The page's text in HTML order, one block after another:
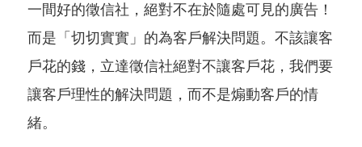
一間好的徵信社，絕對不在於隨處可見的廣告！
而是「切切實實」的為客戶解決問題。不該讓客
戶花的錢，立達徵信社絕對不讓客戶花，我們要
讓客戶理性的解決問題，而不是煽動客戶的情
緒。